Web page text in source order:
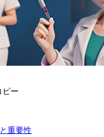
ピー
重要性